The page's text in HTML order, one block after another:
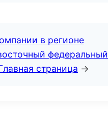
в регионе
федеральный
страница →